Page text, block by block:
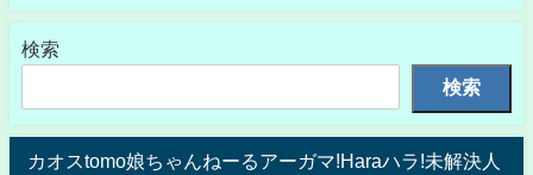
検索
検索
カオスtomo娘ちゃんねーるアーガマ!Haraハラ!未解決人